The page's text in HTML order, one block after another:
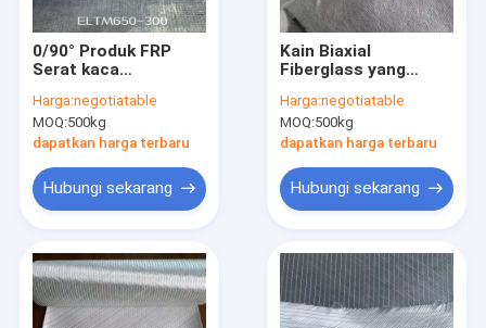
Kontrol kualitas
Permintaan Penawaran
Tikar Jahitan Fiberglass
Fiberglass Combo Mat
0/90° Produk FRP
Serat kaca
Biaxial Dengan
Lapisan Untaian yang
Diiris
Harga:negotiatable
MOQ:500kg
dapatkan harga terbaru
Hubungi sekarang
Kain Biaxial
Fiberglass yang
resin diperkuat
Menambahkan
Lapisan Mat Kaca
Combo Mat
Serbaguna
Harga:negotiatable
MOQ:500kg
dapatkan harga terbaru
Hubungi sekarang